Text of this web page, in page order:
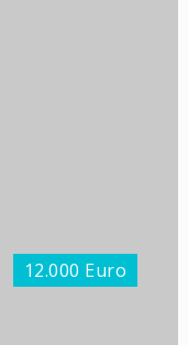
12.000 Euro